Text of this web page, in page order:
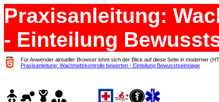
Praxisanleitung:
- Einteilung
Für Anwender aktueller Browser lohnt sich der Blick auf diese Seite in moderner
Praxisanleitung: Wachheitskontrolle bewerten - Einteilung Bewusstseinslage